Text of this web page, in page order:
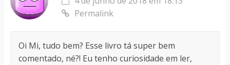
Permalink
Oi Mi, tudo bem? Esse livro tá super bem
comentado, né?! Eu tenho curiosidade em ler,